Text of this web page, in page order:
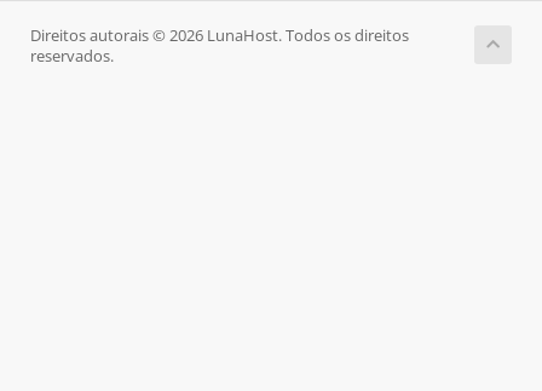
Direitos autorais © 2026 LunaHost. Todos os direitos
reservados.